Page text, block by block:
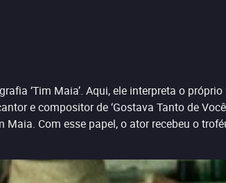
‘Tim Maia’. Aqui, ele interpreta o
e compositor de ‘Gostava Tanto de
Com esse papel, o ator recebeu o